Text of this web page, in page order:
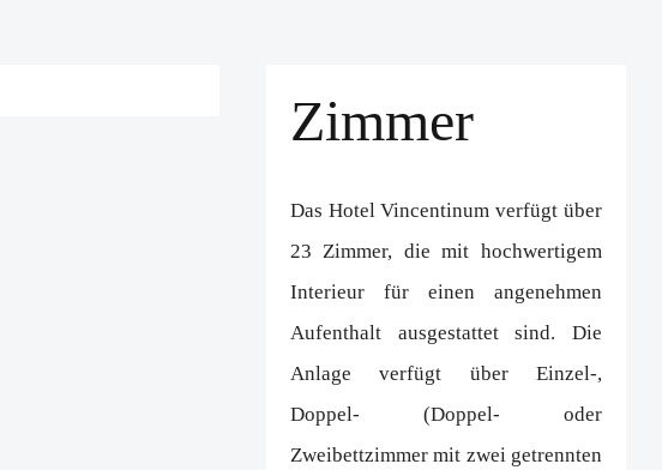
Zimmer
Das Hotel Vincentinum verfügt über
23 Zimmer, die mit hochwertigem
Interieur für einen angenehmen
Aufenthalt ausgestattet sind. Die
Anlage verfügt über Einzel-,
Doppel- (Doppel- oder
Zweibettzimmer mit zwei getrennten